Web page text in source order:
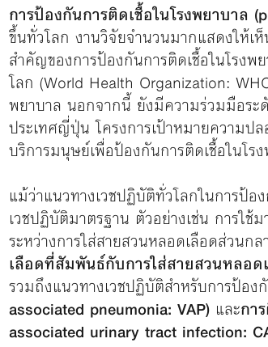
การป้องกันการติดเชื้อในโรงพยาบาล
ขึ้นทั่วโลก งานวิจัยจำนวนมากแสดงให้เ
สำคัญของการป้องกันการติดเชื้อในโรง
โลก (World Health Organization:
พยาบาล นอกจากนี้ ยังมีความร่วมมือระ
ประเทศญี่ปุ่น โครงการเป้าหมายความป
บริการมนุษย์เพื่อป้องกันการติดเชื้อในโร
แม้ว่าแนวทางเวชปฏิบัติทั่วโลกในการป้
เวชปฏิบัติมาตรฐาน ตัวอย่างเช่น การใช้
ระหว่างการใส่สายสวนหลอดเลือดส่วน
เลือดที่สัมพันธ์กับการใส่สายสวนหลอด
รวมถึงแนวทางเวชปฏิบัติสำหรับการป้อง
associated pneumonia: VAP)และกา
associated urinary tract infection: